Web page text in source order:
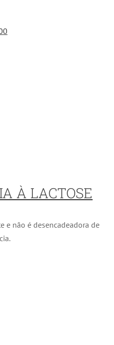
À LACTOSE
e não é desencadeadora de